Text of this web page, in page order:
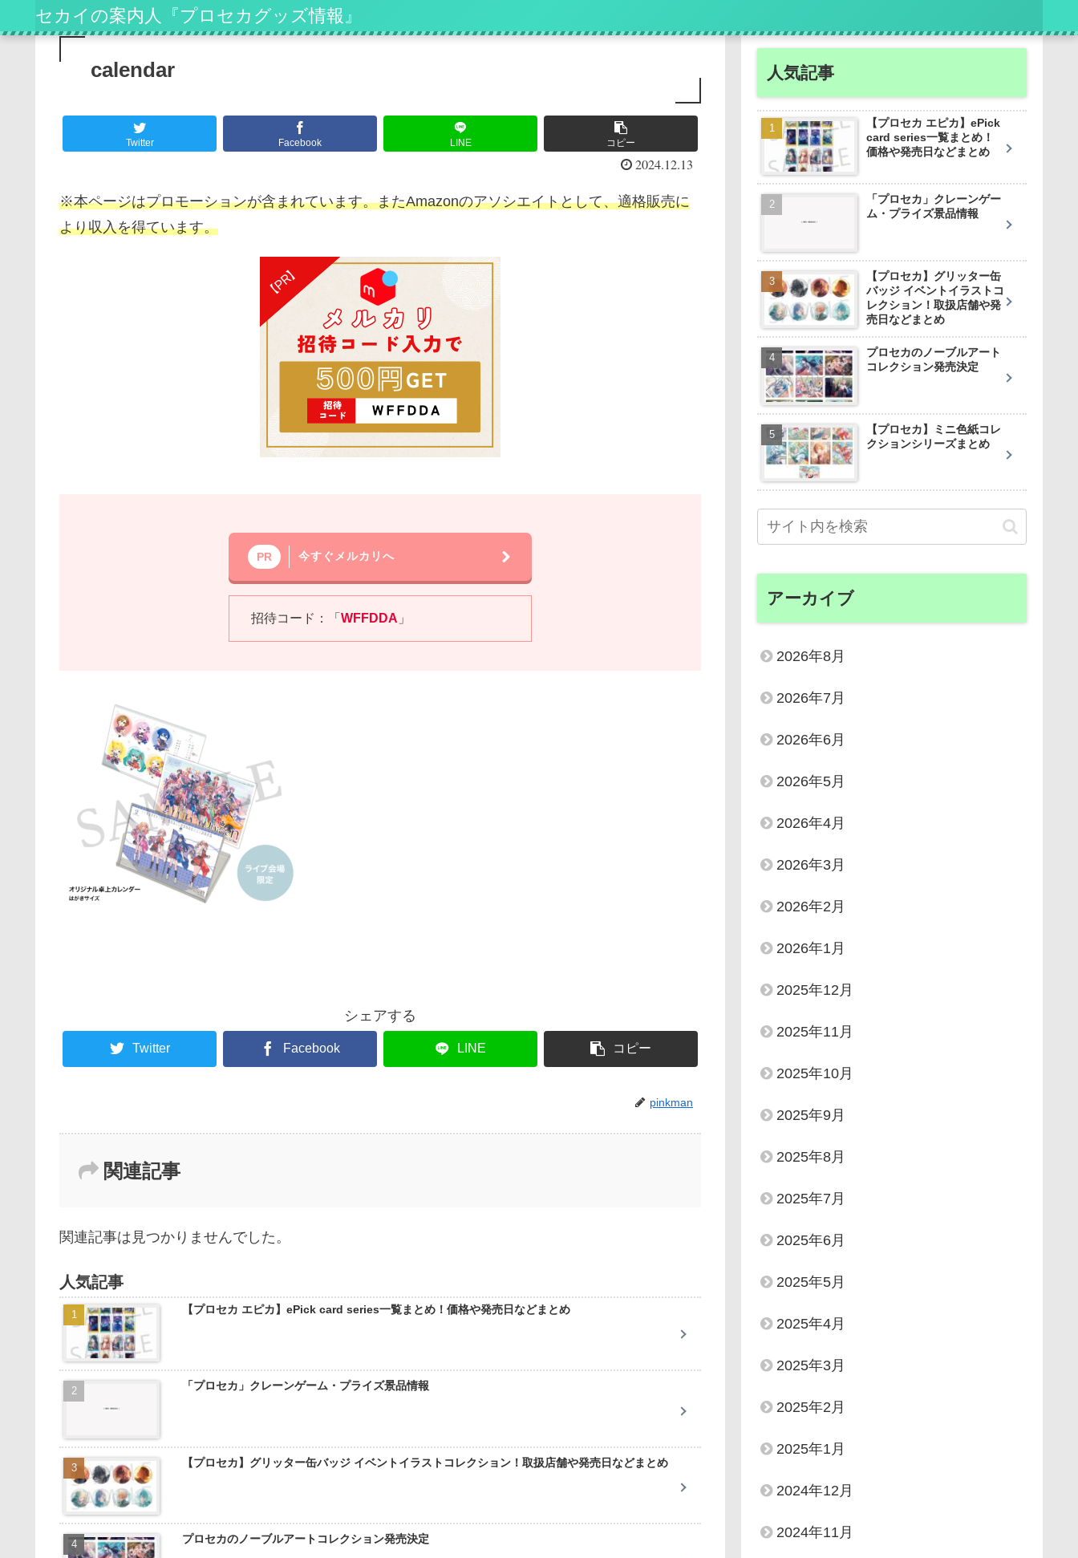
セカイの案内人『プロセカグッズ情報』
calendar
Twitter Facebook LINE コピー
2024.12.13
※本ページはプロモーションが含まれています。またAmazonのアソシエイトとして、適格販売に
より収入を得ています。
PR 今すぐメルカリへ
招待コード：「WFFDDA 」
シェアする
Twitter Facebook LINE コピー
pinkman
関連記事
関連記事は見つかりませんでした。
人気記事
【プロセカ エピカ】ePick card series一覧まとめ！価格や発売日などまとめ
「プロセカ」クレーンゲーム・プライズ景品情報
【プロセカ】グリッター缶バッジ イベントイラストコレクション！取扱店舗や発売日などまとめ
プロセカのノーブルアートコレクション発売決定
人気記事
【プロセカ エピカ】ePick
card series一覧まとめ！
価格や発売日などまとめ
「プロセカ」クレーンゲー
ム・プライズ景品情報
【プロセカ】グリッター缶
バッジ イベントイラストコ
レクション！取扱店舗や発
売日などまとめ
プロセカのノーブルアート
コレクション発売決定
【プロセカ】ミニ色紙コレ
クションシリーズまとめ
アーカイブ
2026年8月
2026年7月
2026年6月
2026年5月
2026年4月
2026年3月
2026年2月
2026年1月
2025年12月
2025年11月
2025年10月
2025年9月
2025年8月
2025年7月
2025年6月
2025年5月
2025年4月
2025年3月
2025年2月
2025年1月
2024年12月
2024年11月